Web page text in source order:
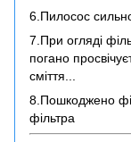
6.Пилосос
7.При огляді
погано
сміття...
8.Пошкоджено
фільтра